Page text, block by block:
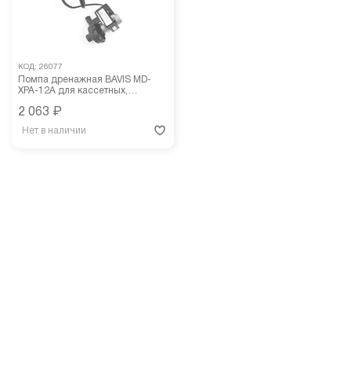
КОД: 26077
Помпа дренажная BAVIS MD-
XPA-12A для кассетных,
2 063 ₽
Нет в наличии